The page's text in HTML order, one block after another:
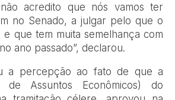
acredito que nós vamos ter
no Senado, a julgar pelo que o
e que tem muita semelhança com
ano passado”, declarou.
a percepção ao fato de que a
de Assuntos Econômicos) do